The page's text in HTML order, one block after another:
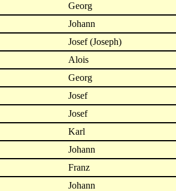
Georg
Johann
Josef (Joseph)
Alois
Georg
Josef
Josef
Karl
Johann
Franz
Johann